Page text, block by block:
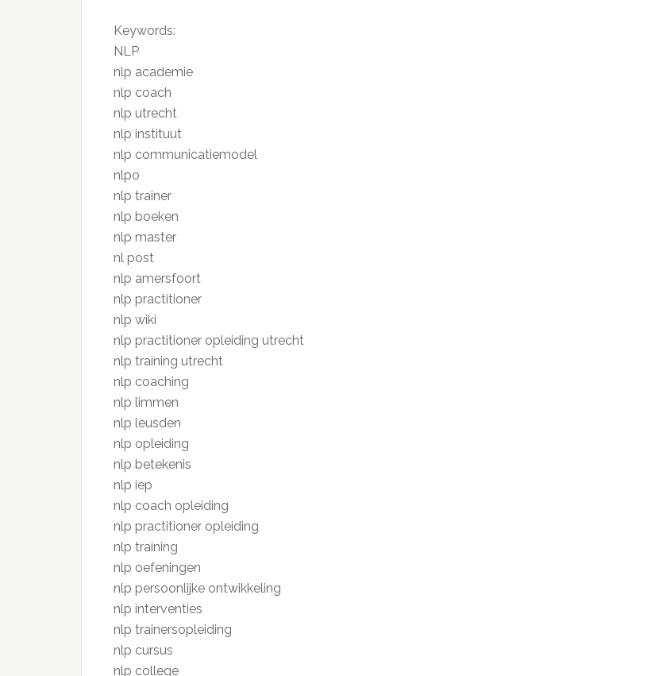
Keywords:
NLP
nlp academie
nlp coach
nlp utrecht
nlp instituut
nlp communicatiemodel
nlpo
nlp trainer
nlp boeken
nlp master
nl post
nlp amersfoort
nlp practitioner
nlp wiki
nlp practitioner opleiding utrecht
nlp training utrecht
nlp coaching
nlp limmen
nlp leusden
nlp opleiding
nlp betekenis
nlp iep
nlp coach opleiding
nlp practitioner opleiding
nlp training
nlp oefeningen
nlp persoonlijke ontwikkeling
nlp interventies
nlp trainersopleiding
nlp cursus
nlp college